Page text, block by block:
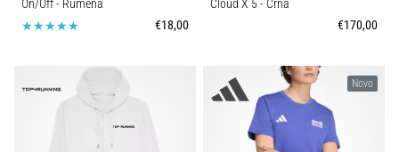
On/Off- Rumena
€18,00
Cloud X 5- Črna
€170,00
Novo